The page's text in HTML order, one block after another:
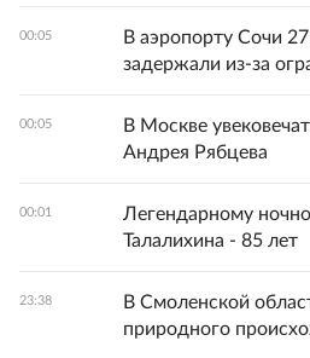
00:05
В аэропорту Сочи
задержали из-за
00:05
В Москве
Андрея Рябцева
00:01
Легендарному
Талалихина - 85 лет
23:38
В Смоленской
природного